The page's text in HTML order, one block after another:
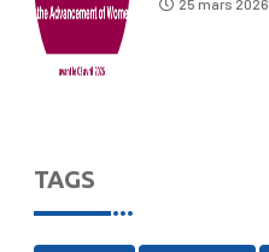
25 mars 2026
TAGS